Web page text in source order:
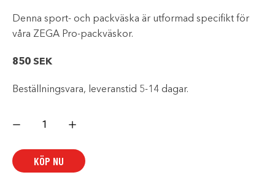
Denna sport- och packväska är utformad specifikt för
våra ZEGA Pro-packväskor.
850 SEK
Beställningsvara, leveranstid 5-14 dagar.
Pro
mängd
KÖP NU